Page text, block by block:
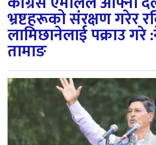
भ्रष्टहरूको संरक्षण गरेर
लामिछानेलाई पक्राउ गरे
तामाङ